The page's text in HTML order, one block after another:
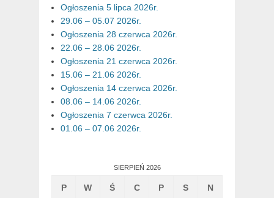
Ogłoszenia 5 lipca 2026r.
29.06 – 05.07 2026r.
Ogłoszenia 28 czerwca 2026r.
22.06 – 28.06 2026r.
Ogłoszenia 21 czerwca 2026r.
15.06 – 21.06 2026r.
Ogłoszenia 14 czerwca 2026r.
08.06 – 14.06 2026r.
Ogłoszenia 7 czerwca 2026r.
01.06 – 07.06 2026r.
SIERPIEŃ 2026
P W Ś C P S N